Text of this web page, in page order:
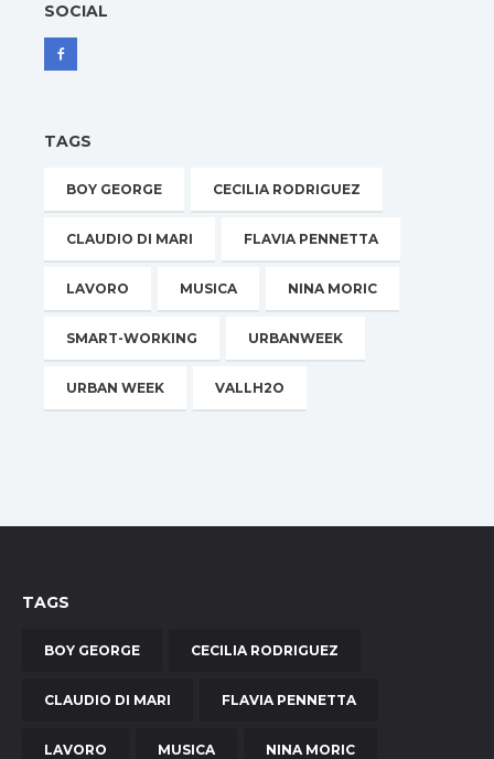
SOCIAL
TAGS
BOY GEORGE CECILIA RODRIGUEZ
CLAUDIO DI MARI FLAVIA PENNETTA
LAVORO MUSICA NINA MORIC
SMART-WORKING URBANWEEK
URBAN WEEK VALLH2O
TAGS
BOY GEORGE CECILIA RODRIGUEZ
CLAUDIO DI MARI FLAVIA PENNETTA
LAVORO MUSICA NINA MORIC